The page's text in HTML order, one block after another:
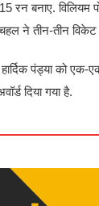
रन बनाए. विलियम
ने तीन-तीन विकेट
पंड्या को
दिया गया है.